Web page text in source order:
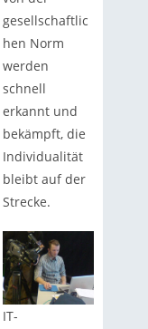
gesellschaftlic
hen Norm
werden
schnell
erkannt und
bekämpft, die
Individualität
bleibt auf der
Strecke.
IT-